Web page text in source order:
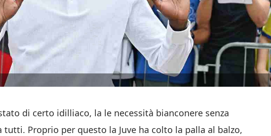
di certo idilliaco, la le necessità bianconere senza
tutti. Proprio per questo la Juve ha colto la palla al balzo,